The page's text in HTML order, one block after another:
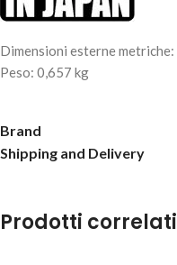
Dimensioni esternemetriche:
Peso: 0,657 kg
Brand
Shipping and Delivery
Prodotti correlati